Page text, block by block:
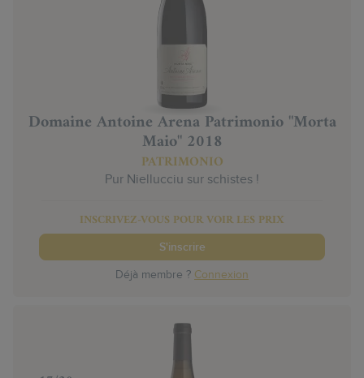
Domaine Antoine Arena Patrimonio "Morta
Maio" 2018
PATRIMONIO
Pur Niellucciu sur schistes !
INSCRIVEZ-VOUS POUR VOIR LES PRIX
S'inscrire
Déjà membre ? Connexion